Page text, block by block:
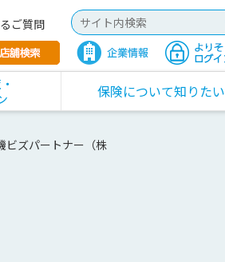
ご質問
保険について知りたい
ビズパートナー（株